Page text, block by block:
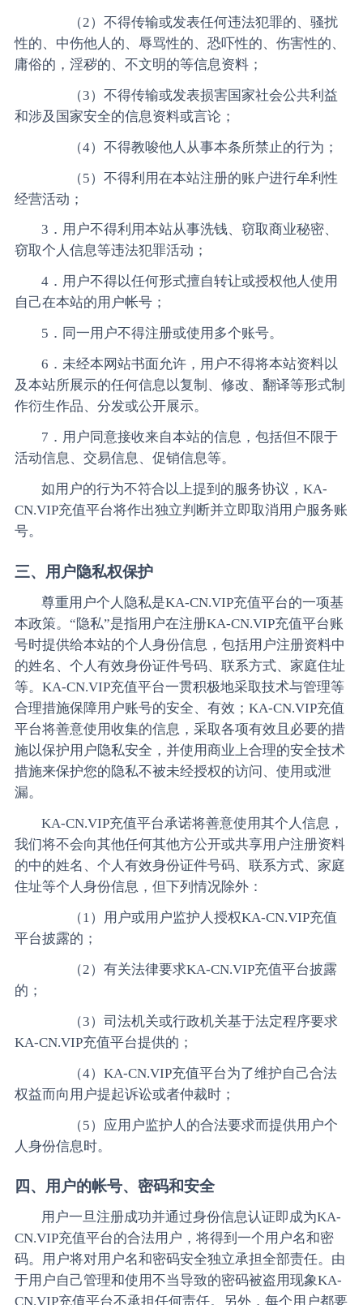
（2）不得传输或发表任何违法犯罪的、骚扰
性的、中伤他人的、辱骂性的、恐吓性的、伤害性的、
庸俗的，淫秽的、不文明的等信息资料；
（3）不得传输或发表损害国家社会公共利益
和涉及国家安全的信息资料或言论；
（4）不得教唆他人从事本条所禁止的行为；
（5）不得利用在本站注册的账户进行牟利性
经营活动；
3．用户不得利用本站从事洗钱、窃取商业秘密、
窃取个人信息等违法犯罪活动；
4．用户不得以任何形式擅自转让或授权他人使用
自己在本站的用户帐号；
5．同一用户不得注册或使用多个账号。
6．未经本网站书面允许，用户不得将本站资料以
及本站所展示的任何信息以复制、修改、翻译等形式制
作衍生作品、分发或公开展示。
7．用户同意接收来自本站的信息，包括但不限于
活动信息、交易信息、促销信息等。
如用户的行为不符合以上提到的服务协议，KA-
CN.VIP充值平台将作出独立判断并立即取消用户服务账
号。
三、用户隐私权保护
尊重用户个人隐私是KA-CN.VIP充值平台的一项基
本政策。“隐私”是指用户在注册KA-CN.VIP充值平台账
号时提供给本站的个人身份信息，包括用户注册资料中
的姓名、个人有效身份证件号码、联系方式、家庭住址
等。KA-CN.VIP充值平台一贯积极地采取技术与管理等
合理措施保障用户账号的安全、有效；KA-CN.VIP充值
平台将善意使用收集的信息，采取各项有效且必要的措
施以保护用户隐私安全，并使用商业上合理的安全技术
措施来保护您的隐私不被未经授权的访问、使用或泄
漏。
KA-CN.VIP充值平台承诺将善意使用其个人信息，
我们将不会向其他任何其他方公开或共享用户注册资料
的中的姓名、个人有效身份证件号码、联系方式、家庭
住址等个人身份信息，但下列情况除外：
（1）用户或用户监护人授权KA-CN.VIP充值
平台披露的；
（2）有关法律要求KA-CN.VIP充值平台披露
的；
（3）司法机关或行政机关基于法定程序要求
KA-CN.VIP充值平台提供的；
（4）KA-CN.VIP充值平台为了维护自己合法
权益而向用户提起诉讼或者仲裁时；
（5）应用户监护人的合法要求而提供用户个
人身份信息时。
四、用户的帐号、密码和安全
用户一旦注册成功并通过身份信息认证即成为KA-
CN.VIP充值平台的合法用户，将得到一个用户名和密
码。用户将对用户名和密码安全独立承担全部责任。由
于用户自己管理和使用不当导致的密码被盗用现象KA-
CN.VIP充值平台不承担任何责任。另外，每个用户都要